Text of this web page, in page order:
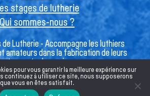
stages de lutherie
sommes-nous ?
Lutherie - Accompagne les luthiers
amateurs dans la fabrication de leurs
de musique
Français
pour vous garantir la meilleure expérience sur
continuez à utiliser ce site, nous supposerons
que vous en êtes satisfait.